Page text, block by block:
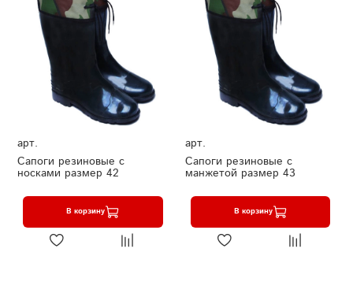
арт.
Сапоги резиновые с
носками размер 42
В корзину
арт.
Сапоги резиновые с
манжетой размер 43
В корзину